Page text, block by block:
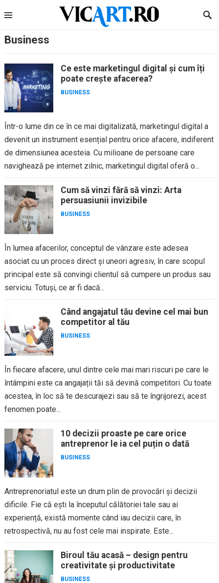
to
Business
Ce este marketingul digital și cum îți
poate crește afacerea?
BUSINESS
Într-o lume din ce în ce mai digitalizată, marketingul digital a
devenit un instrument esențial pentru orice afacere, indiferent
de dimensiunea acesteia. Cu milioane de persoane care
navighează pe internet zilnic, marketingul digital oferă o...
Cum să vinzi fără să vinzi: Arta
persuasiunii invizibile
BUSINESS
În lumea afacerilor, conceptul de vânzare este adesea
asociat cu un proces direct și uneori agresiv, în care scopul
principal este să convingi clientul să cumpere un produs sau
serviciu. Totuși, ce ar fi dacă...
Când angajatul tău devine cel mai bun
competitor al tău
BUSINESS
În fiecare afacere, unul dintre cele mai mari riscuri pe care le
întâmpini este ca angajații tăi să devină competitori. Cu toate
acestea, în loc să te descurajezi sau să te îngrijorezi, acest
fenomen poate...
10 decizii proaste pe care orice
antreprenor le ia cel puțin o dată
BUSINESS
Antreprenoriatul este un drum plin de provocări și decizii
dificile. Fie că ești la începutul călătoriei tale sau ai
experiență, există momente când iau decizii care, în
retrospectivă, nu au fost cele mai inspirate. Este...
Biroul tău acasă – design pentru
creativitate și productivitate
BUSINESS